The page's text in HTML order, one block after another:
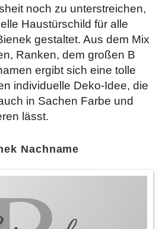
noch zu unterstreichen,
Haustürschild für alle
gestaltet. Aus dem Mix
Ranken, dem großen B
ergibt sich eine tolle
individuelle Deko-Idee, die
in Sachen Farbe und
lässt.
Nachname